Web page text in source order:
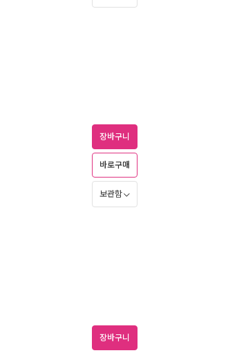
장바구니
바로구매
보관함
장바구니